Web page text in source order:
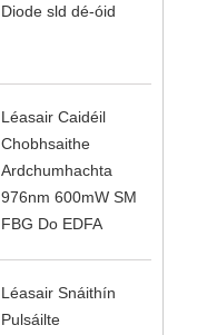
Diode sld dé-óid
Léasair Caidéil
Chobhsaithe
Ardchumhachta
976nm 600mW SM
FBG Do EDFA
Léasair Snáithín
Pulsáilte